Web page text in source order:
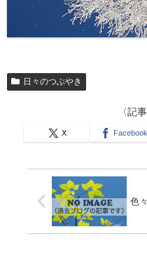
日々のつぶやき
〈記
X Facebook
色